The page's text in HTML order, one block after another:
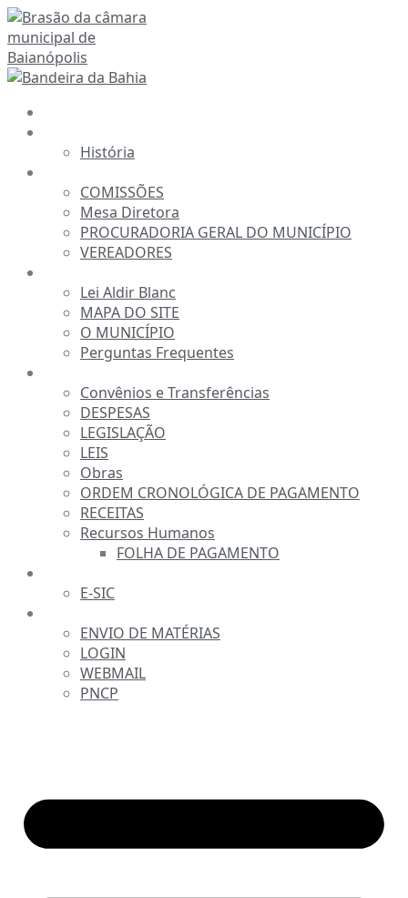
Ir
para
o
conteúdo
História
COMISSÕES
Mesa Diretora
PROCURADORIA GERAL DO MUNICÍPIO
VEREADORES
Lei Aldir Blanc
MAPA DO SITE
O MUNICÍPIO
Perguntas Frequentes
Convênios e Transferências
DESPESAS
LEGISLAÇÃO
LEIS
Obras
ORDEM CRONOLÓGICA DE PAGAMENTO
RECEITAS
Recursos Humanos
FOLHA DE PAGAMENTO
E-SIC
ENVIO DE MATÉRIAS
LOGIN
WEBMAIL
PNCP